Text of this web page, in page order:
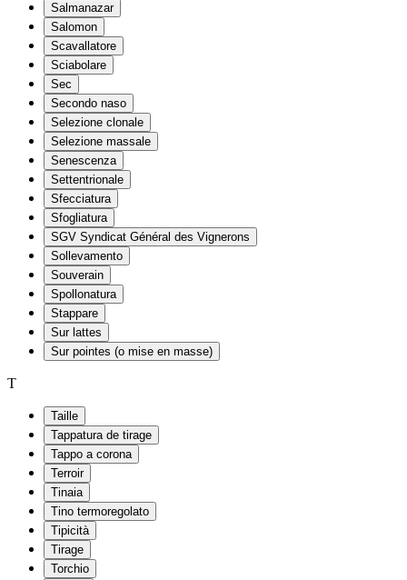
Salmanazar
Salomon
Scavallatore
Sciabolare
Sec
Secondo naso
Selezione clonale
Selezione massale
Senescenza
Settentrionale
Sfecciatura
Sfogliatura
SGV Syndicat Général des Vignerons
Sollevamento
Souverain
Spollonatura
Stappare
Sur lattes
Sur pointes (o mise en masse)
T
Taille
Tappatura de tirage
Tappo a corona
Terroir
Tinaia
Tino termoregolato
Tipicità
Tirage
Torchio